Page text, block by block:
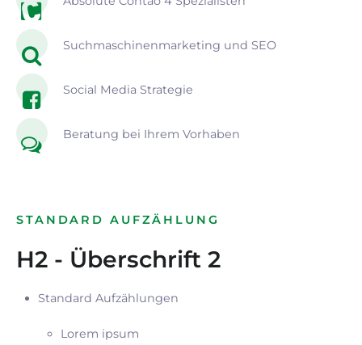
Suchmaschinenmarketing und SEO
Social Media Strategie
Beratung bei Ihrem Vorhaben
STANDARD AUFZÄHLUNG
H2 - Überschrift 2
Standard Aufzählungen
Lorem ipsum